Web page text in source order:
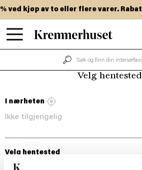
Hopp
til
hovedinnhold
ved kjøp av to eller flere varer.
Velg hentested
I nærheten
Ikke tilgjengelig
Velg hentested